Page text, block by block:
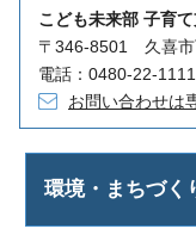
こども未来部 子育
〒346-8501 久喜市
電話：0480-22-
お問い合わせは
環境・まちづく